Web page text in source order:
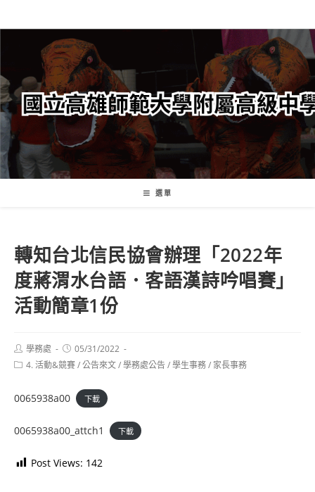
轉
要
內
容
選單
轉知台北信民協會辦理「2022年
度蔣渭水台語．客語漢詩吟唱賽」
活動簡章1份
Post
author:
學務處
Post
published:
05/31/2022
Post4. 活動&競賽/公告來文/學務處公告/學生事務/ 家長事務
0065938a00 下載
0065938a00_attch1 下載
Post Views: 142